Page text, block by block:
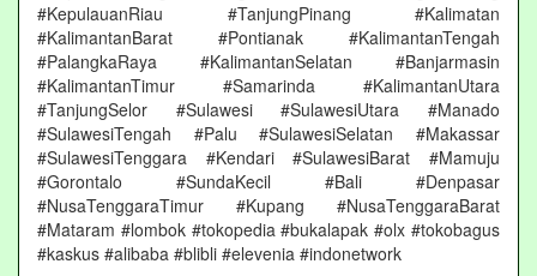
#KepulauanRiau #TanjungPinang #Kalimatan
#KalimantanBarat #Pontianak #KalimantanTengah
#PalangkaRaya #KalimantanSelatan #Banjarmasin
#KalimantanTimur #Samarinda #KalimantanUtara
#TanjungSelor #Sulawesi #SulawesiUtara #Manado
#SulawesiTengah #Palu #SulawesiSelatan #Makassar
#SulawesiTenggara #Kendari #SulawesiBarat #Mamuju
#Gorontalo #SundaKecil #Bali #Denpasar
#NusaTenggaraTimur #Kupang #NusaTenggaraBarat
#Mataram #lombok #tokopedia #bukalapak #olx #tokobagus
#kaskus #alibaba #blibli #elevenia #indonetwork